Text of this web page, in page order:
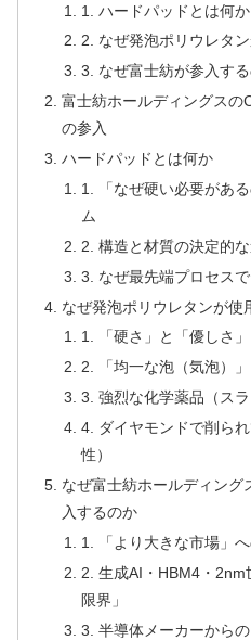
1. ハードパッドとは何か
2. なぜ発泡ポリウレタ
3. なぜ富士紡が参入す
富士紡ホールディングスの
の参入
ハードパッドとは何か
1. 「なぜ硬い必要があ
ム
2. 構造と材質の決定的
3. なぜ最先端プロセス
なぜ発泡ポリウレタンが使
1. 「硬さ」と「優しさ
2. 「均一な泡（気泡）
3. 強烈な化学薬品（ス
4. ダイヤモンドで削ら
性）
なぜ富士紡ホールディング
入するのか
1. 「より大きな市場」
2. 生成AI・HBM4・
限界」
3. 半導体メーカーから